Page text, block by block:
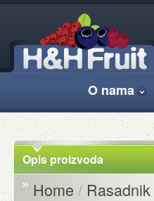
O nama
Opis proizvoda
Home / Rasadnik